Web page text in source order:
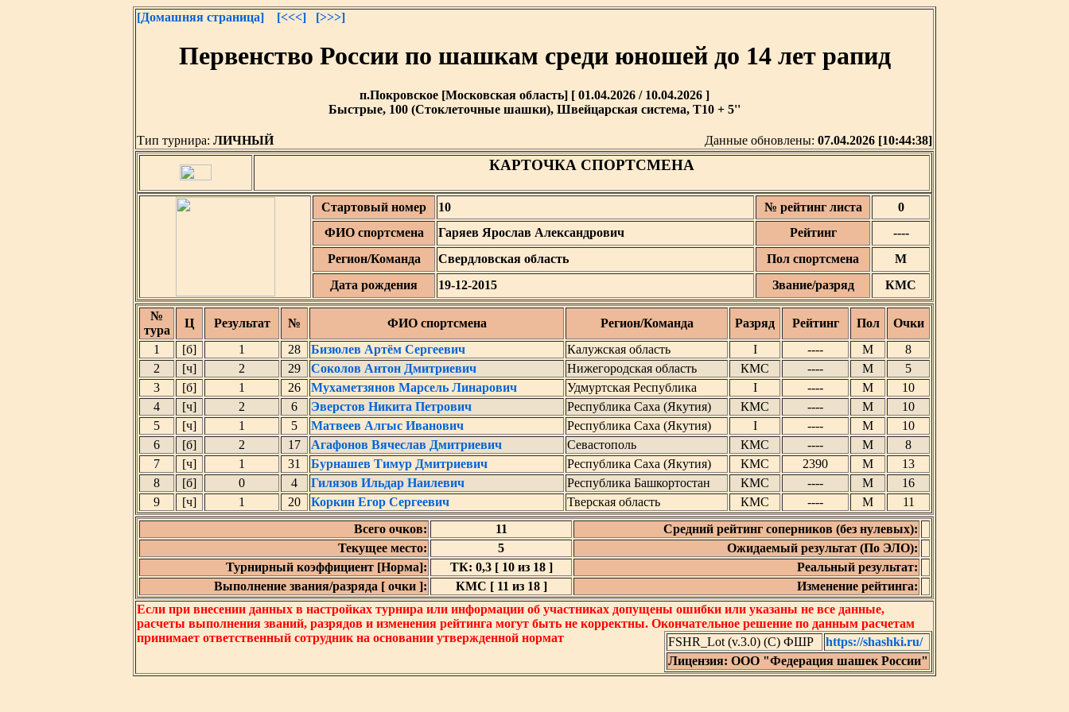
[Домашняя страница] [<<<] [>>>]
Первенство России по шашкам среди юношей до 14 лет рапид
п.Покровское [Московская область] [ 01.04.2026 / 10.04.2026 ]
Быстрые, 100 (Стоклеточные шашки), Швейцарская система, T10 + 5''
Тип турнира: ЛИЧНЫЙ Данные обновлены: 07.04.2026 [10:44:38]
КАРТОЧКА СПОРТСМЕНА
Стартовый номер 10 № рейтинг листа
0
ФИО спортсмена
Гаряев Ярослав Александрович Рейтинг
----
Регион/Команда
Свердловская область Пол спортсмена
М
Дата рождения
19-12-2015 Звание/разряд КМС
№
тура
Ц Результат № ФИО спортсмена Регион/Команда Разряд Рейтинг Пол
Очки
1
[б] 1 28 Бизюлев Артём Сергеевич Калужская область I ---- М
8
2
[ч] 2 29 Соколов Антон Дмитриевич Нижегородская область КМС ---- М
5
3
[б] 1 26 Мухаметзянов Марсель Линарович Удмуртская Республика I ---- М
10
4
[ч] 2 6 Эверстов Никита Петрович Республика Саха (Якутия) КМС ---- М
10
5
[ч] 1 5 Матвеев Алгыс Иванович Республика Саха (Якутия) I ---- М
10
6
[б] 2 17 Агафонов Вячеслав Дмитриевич Севастополь КМС ---- М
8
7
[ч] 1 31 Бурнашев Тимур Дмитриевич Республика Саха (Якутия) КМС 2390 М
13
8
[б] 0 4 Гилязов Ильдар Наилевич Республика Башкортостан КМС ---- М
16
9
[ч] 1 20 Коркин Егор Сергеевич Тверская область КМС ---- М
11
Всего очков:
11
Средний рейтинг соперников (без нулевых):
Текущее место:
5
Ожидаемый результат (По ЭЛО):
Турнирный коэффициент [Норма]:
ТК: 0,3 [ 10 из 18 ]
Реальный результат:
Выполнение звания/разряда [ очки ]:
КМС [ 11 из 18 ]
Изменение рейтинга:
Если при внесении данных в настройках турнира или информации об участниках допущены ошибки или указаны не все данные,
расчеты выполнения званий, разрядов и изменения рейтинга могут быть не корректны. Окончательное решение по данным расчетам
принимает ответственный сотрудник на основании утвержденной нормат
FSHR_Lot (v.3.0) (C) ФШР
https://shashki.ru/
Лицензия: ООО "Федерация шашек России"